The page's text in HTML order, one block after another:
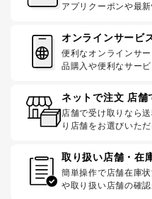
アプリクーポンや最
オンラインサービ
便利なオンラインサ
品購入や便利なサービ
ネットで注文 店舗
店舗で受け取りなら
り店舗をお選びいただ
取り扱い店舗・在
簡単操作で店舗在庫
や取り扱い店舗の確認